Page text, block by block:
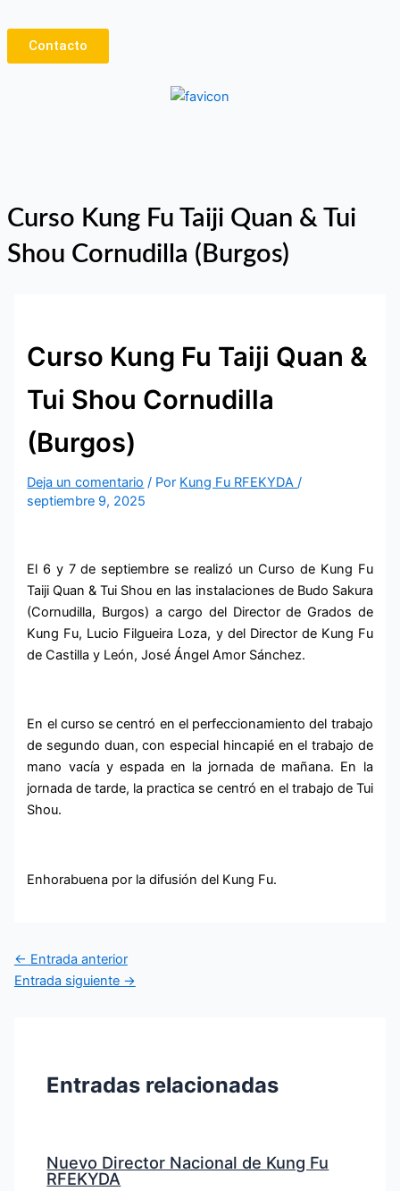
al
contenido
Contacto
Curso Kung Fu Taiji Quan & Tui
Shou Cornudilla (Burgos)
Curso Kung Fu Taiji Quan &
Tui Shou Cornudilla
(Burgos)
Deja un comentario / Por Kung Fu RFEKYDA/
septiembre 9, 2025
El 6 y 7 de septiembre se realizó un Curso de Kung Fu
Taiji Quan & Tui Shou en las instalaciones de Budo Sakura
(Cornudilla, Burgos) a cargo del Director de Grados de
Kung Fu, Lucio Filgueira Loza, y del Director de Kung Fu
de Castilla y León, José Ángel Amor Sánchez.
En el curso se centró en el perfeccionamiento del trabajo
de segundo duan, con especial hincapié en el trabajo de
mano vacía y espada en la jornada de mañana. En la
jornada de tarde, la practica se centró en el trabajo de Tui
Shou.
Enhorabuena por la difusión del Kung Fu.
← Entrada anterior
Entrada siguiente →
Entradas relacionadas
Nuevo Director Nacional de Kung Fu
RFEKYDA